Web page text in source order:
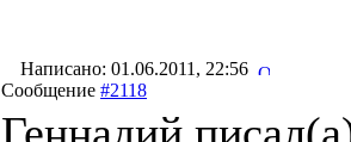
Написано: 01.06.2011, 22:56
Сообщение #2118